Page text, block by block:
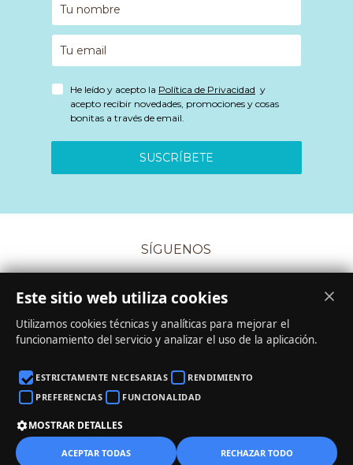
He leído y acepto la Política de Privacidad y
acepto recibir novedades, promociones y cosas
bonitas a través de email.
SUSCRÍBETE
SÍGUENOS
CONDICIONES DE COMPRA·
AVISO LEGAL
0
Este sitio web utiliza cookies
Utilizamos cookies técnicas y analíticas para mejorar el
funcionamiento del servicio y analizar el uso de la aplicación.
ESTRICTAMENTE NECESARIAS
RENDIMIENTO
PREFERENCIAS
FUNCIONALIDAD
MOSTRAR DETALLES
ACEPTAR TODAS RECHAZAR TODO